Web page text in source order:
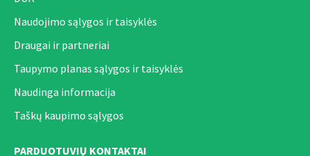
Naudojimo sąlygos ir taisyklės
Draugai ir partneriai
Taupymo planas sąlygos ir taisyklės
Naudinga informacija
Taškų kaupimo sąlygos
PARDUOTUVIŲ KONTAKTAI